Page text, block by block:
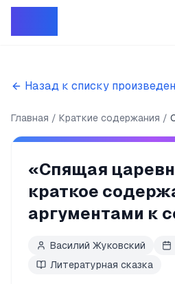
Назад к списку
Главная Краткие содержания
«Спящая
краткое
аргументами к
Василий Жуковский
Литературная сказка